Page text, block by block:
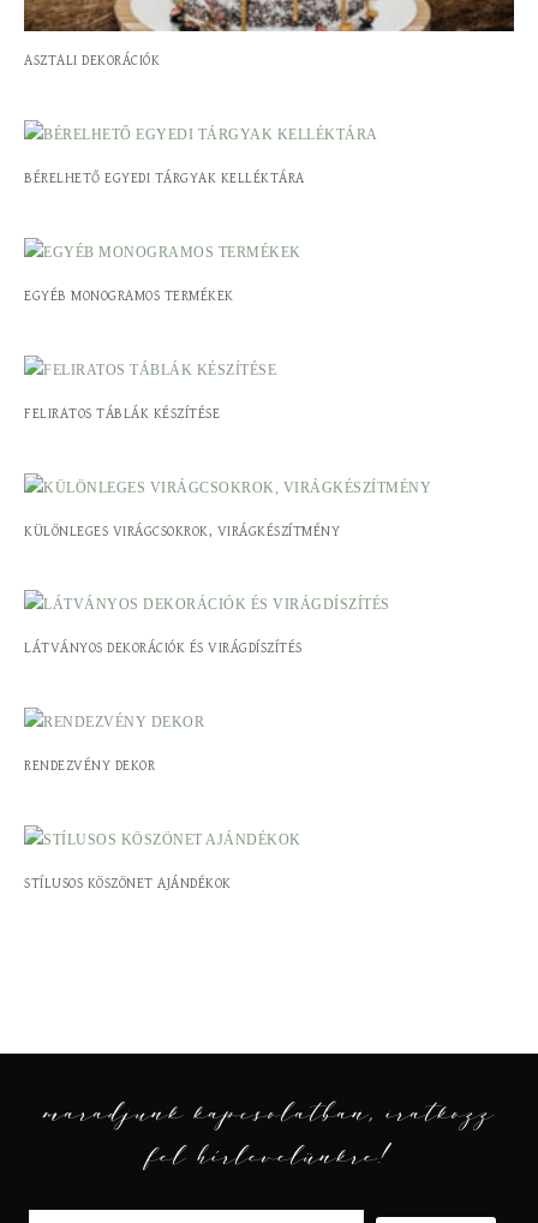
ASZTALI DEKORÁCIÓK
BÉRELHETŐ EGYEDI TÁRGYAK KELLÉKTÁRA
EGYÉB MONOGRAMOS TERMÉKEK
FELIRATOS TÁBLÁK KÉSZÍTÉSE
KÜLÖNLEGES VIRÁGCSOKROK, VIRÁGKÉSZÍTMÉNY
LÁTVÁNYOS DEKORÁCIÓK ÉS VIRÁGDÍSZÍTÉS
RENDEZVÉNY DEKOR
STÍLUSOS KÖSZÖNET AJÁNDÉKOK
maradjunk kapcsolatban, iratkozz
fel hírlevelünkre!